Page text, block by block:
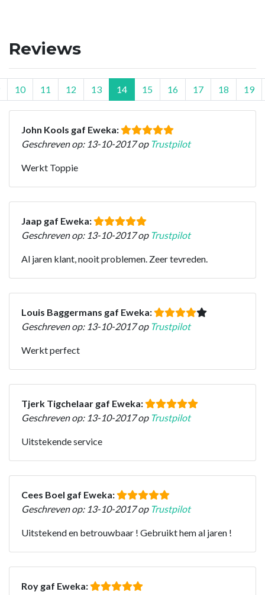
Reviews
10 11 12 13 14 15 16 17 18 19
John Kools gaf Eweka:
Geschreven op: 13-10-2017 op Trustpilot
Werkt Toppie
Jaap gaf Eweka:
Geschreven op: 13-10-2017 op Trustpilot
Al jaren klant, nooit problemen. Zeer tevreden.
Louis Baggermans gaf Eweka:
Geschreven op: 13-10-2017 op Trustpilot
Werkt perfect
Tjerk Tigchelaar gaf Eweka:
Geschreven op: 13-10-2017 op Trustpilot
Uitstekende service
Cees Boel gaf Eweka:
Geschreven op: 13-10-2017 op Trustpilot
Uitstekend en betrouwbaar ! Gebruikt hem al jaren !
Roy gaf Eweka: